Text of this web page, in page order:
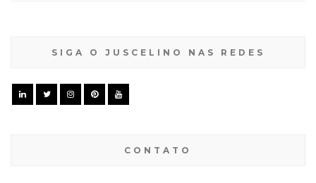
SIGA O JUSCELINO NAS REDES
CONTATO